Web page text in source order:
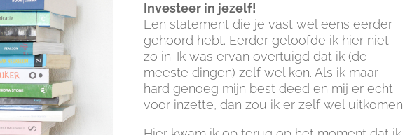
Investeer in jezelf!
Een statement die je vast wel eens eerder
gehoord hebt. Eerder geloofde ik hier niet
zo in. Ik was ervan overtuigd dat ik (de
meeste dingen) zelf wel kon. Als ik maar
hard genoeg mijn best deed en mij er echt
voor inzette, dan zou ik er zelf wel uitkomen.